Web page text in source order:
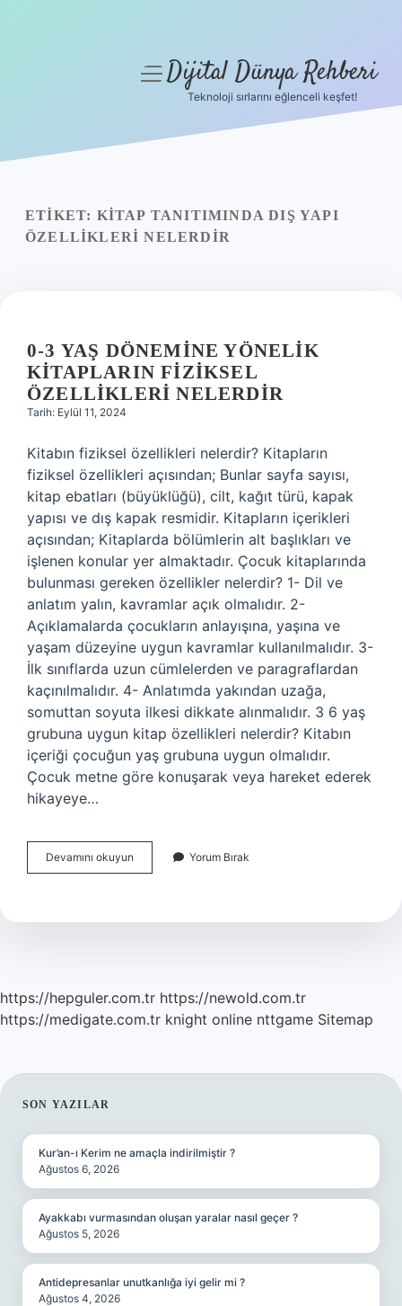
Yasal Uyarı
menüyüDijital Dünya Rehberi
Teknoloji sırlarını eğlenceli keşfet!
ETIKET: KITAP TANITIMINDA DIŞ YAPI
ÖZELLIKLERI NELERDIR
0-3 YAŞ DÖNEMINE YÖNELIK
KITAPLARIN FIZIKSEL
ÖZELLIKLERI NELERDIR
Tarih: Eylül 11, 2024
Kitabın fiziksel özellikleri nelerdir? Kitapların
fiziksel özellikleri açısından; Bunlar sayfa sayısı,
kitap ebatları (büyüklüğü), cilt, kağıt türü, kapak
yapısı ve dış kapak resmidir. Kitapların içerikleri
açısından; Kitaplarda bölümlerin alt başlıkları ve
işlenen konular yer almaktadır. Çocuk kitaplarında
bulunması gereken özellikler nelerdir? 1- Dil ve
anlatım yalın, kavramlar açık olmalıdır. 2-
Açıklamalarda çocukların anlayışına, yaşına ve
yaşam düzeyine uygun kavramlar kullanılmalıdır. 3-
İlk sınıflarda uzun cümlelerden ve paragraflardan
kaçınılmalıdır. 4- Anlatımda yakından uzağa,
somuttan soyuta ilkesi dikkate alınmalıdır. 3 6 yaş
grubuna uygun kitap özellikleri nelerdir? Kitabın
içeriği çocuğun yaş grubuna uygun olmalıdır.
Çocuk metne göre konuşarak veya hareket ederek
hikayeye…
Devamını okuyun
3
Yönelik
Yorum Bırak
https://hepguler.com.tr https://newold.com.tr
https://medigate.com.tr knight online nttgame Sitemap
SIDEBAR
SON YAZILAR
Kur’an-ı Kerim ne amaçla indirilmiştir ?
Ağustos 6, 2026
Ayakkabı vurmasından oluşan yaralar nasıl geçer ?
Ağustos 5, 2026
Antidepresanlar unutkanlığa iyi gelir mi ?
Ağustos 4, 2026